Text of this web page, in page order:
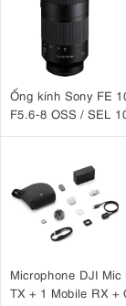
Ống kính Sony FE
F5.6-8 OSS / SEL
Microphone DJI Mic
TX + 1 Mobile RX +